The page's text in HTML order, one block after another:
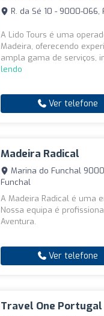
R. da Sé 10 - 9000-066,
A Lido Tours é uma
Madeira, oferecendo
ampla gama de serviços,
lendo
Ver telefone
Madeira Radical
Marina do Funchal
Funchal
A Madeira Radical é uma
Nossa equipa é
Aventura.
Ver telefone
Travel One Portugal